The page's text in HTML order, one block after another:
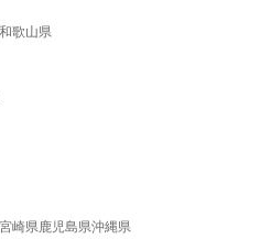
和歌山県
宮崎県鹿児島県沖縄県